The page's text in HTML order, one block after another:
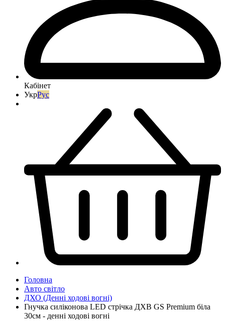
Кабінет
УкрРус
Головна
Авто світло
ДХО (Денні ходові вогні)
Гнучка силіконова LED стрічка ДХВ GS Premium біла
30см - денні ходові вогні